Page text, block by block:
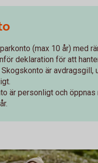
(max 10 år) med
deklaration för att
är avdragsgill,
är personligt och öppnas